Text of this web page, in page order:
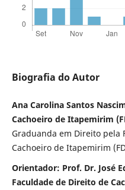
Biografia do Autor
Ana Carolina Santos
Cachoeiro de Itapemirim
Graduanda em Direito pela
Cachoeiro de Itapemirim
Orientador: Prof. Dr. José
Faculdade de Direito de